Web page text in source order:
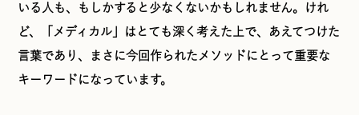
いる人も、もしかすると少なくないかもしれません。けれ
ど、「メディカル」はとても深く考えた上で、あえてつけた
言葉であり、まさに今回作られたメソッドにとって重要な
キーワードになっています。